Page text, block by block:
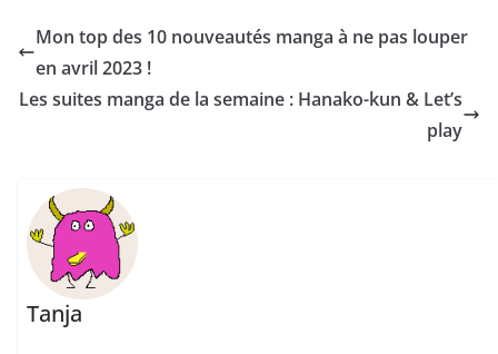
Mon top des 10 nouveautés manga à ne pas louper
en avril 2023 !
Les suites manga de la semaine : Hanako-kun & Let’s
play
Tanja